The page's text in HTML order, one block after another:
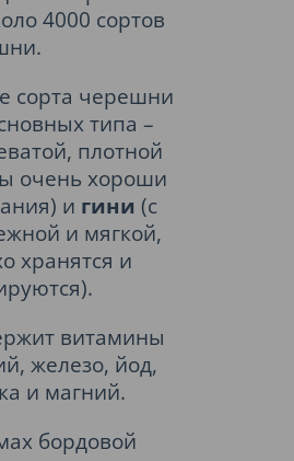
4000 сортов
сорта черешни
типа –​
плотной
очень хороши
и гини (с
и мягкой,
хранятся и
витамины
железо, йод,
и магний.
бордовой